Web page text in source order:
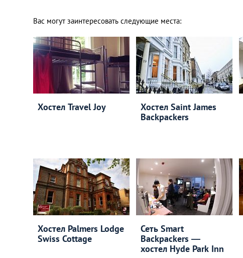
Вас могут заинтересовать следующие места:
Хостел Travel Joy
Хостел Saint James
Backpackers
Хостел Palmers Lodge
Swiss Cottage
Сеть Smart
Backpackers ―
хостел Hyde Park Inn